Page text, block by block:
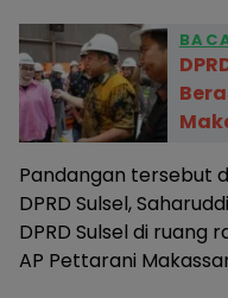
Pandangan tersebut
DPRD Sulsel,
DPRD Sulsel di ruang
AP Pettarani